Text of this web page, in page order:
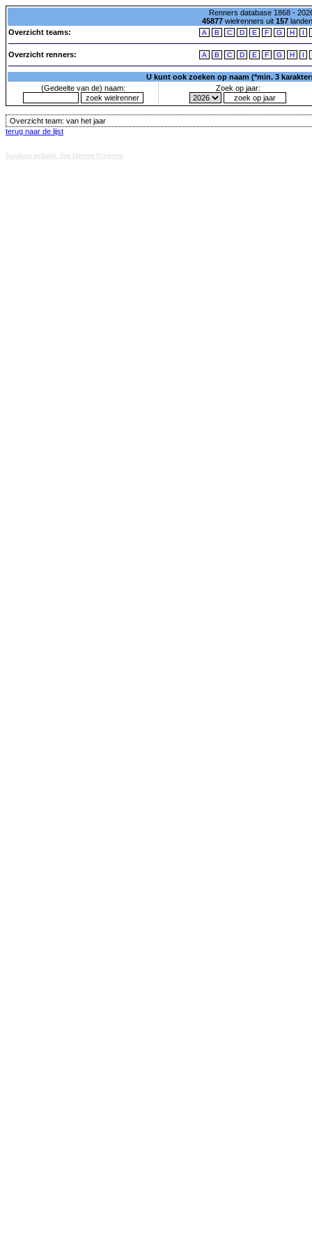
Renners database 1868 -
45877wielrenners uit 157
Overzicht teams:
A B C D E F G H I
Overzicht renners: A B C D E F G H I
U kunt ook zoeken op naam (*min. 3
(Gedeelte van de) naam:
Zoek op jaar:
Overzicht team: van het jaar
terug naar de lijst
Database techniek: Sini Internet Projecten